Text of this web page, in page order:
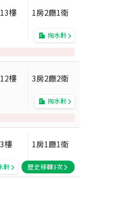
13樓 1房2廳1衛
掬水軒
12樓 3房2廳2衛
掬水軒
樓 1房1廳1衛
軒 歷史移轉3次